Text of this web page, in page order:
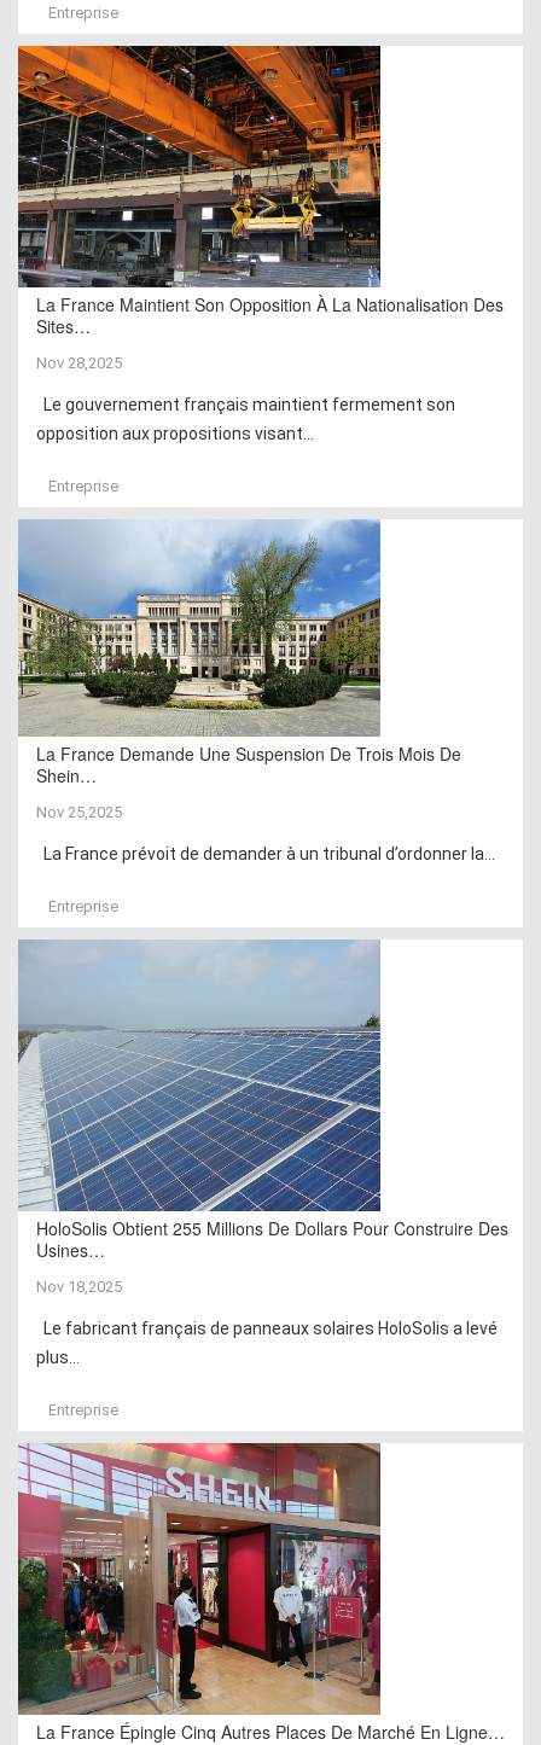
Entreprise
La France Maintient Son Opposition À La Nationalisation Des
Sites…
Nov 28,2025
Le gouvernement français maintient fermement son
opposition aux propositions visant...
Entreprise
La France Demande Une Suspension De Trois Mois De
Shein…
Nov 25,2025
La France prévoit de demander à un tribunal d’ordonner la...
Entreprise
HoloSolis Obtient 255 Millions De Dollars Pour Construire Des
Usines…
Nov 18,2025
Le fabricant français de panneaux solaires HoloSolis a levé
plus...
Entreprise
La France Épingle Cinq Autres Places De Marché En Ligne…